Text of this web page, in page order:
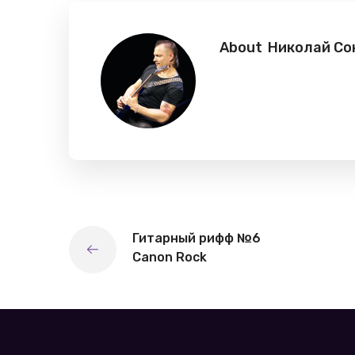
About Николай
Гитарный рифф №6
Canon Rock